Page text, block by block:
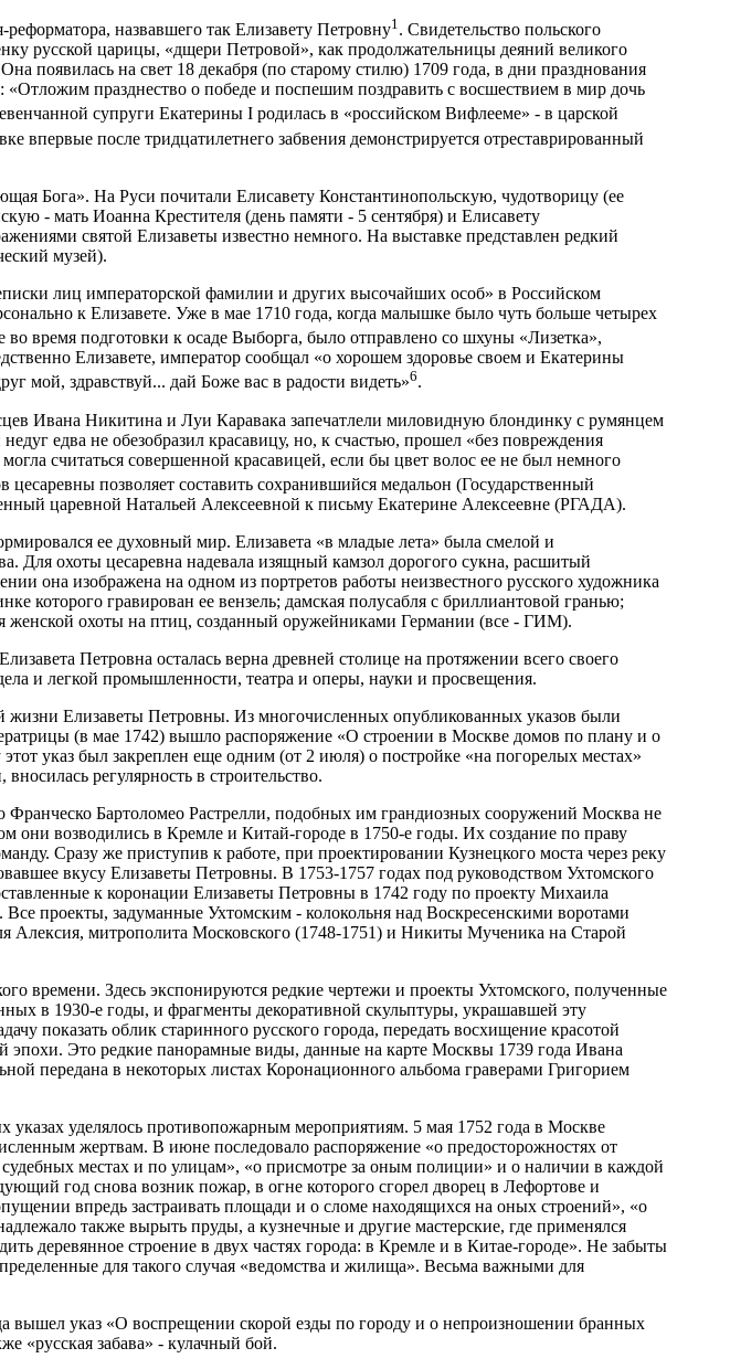
назвавшего так Елизавету Петровну1 . Свидетельство польского
русской царицы, «дщери Петровой», как продолжательницы деяний великого
появилась на свет 18 декабря (по старому стилю) 1709 года, в дни празднования
празднество о победе и поспешим поздравить с восшествием в мир дочь
супруги Екатерины I родилась в «российском Вифлееме» - в царской
впервые после тридцатилетнего забвения демонстрируется отреставрированный
Бога». На Руси почитали Елисавету Константинопольскую, чудотворицу (ее
- мать Иоанна Крестителя (день памяти - 5 сентября) и Елисавету
святой Елизаветы известно немного. На выставке представлен редкий
музей).
лиц императорской фамилии и других высочайших особ» в Российском
к Елизавете. Уже в мае 1710 года, когда малышке было чуть больше четырех
во время подготовки к осаде Выборга, было отправлено со шхуны «Лизетка»,
Елизавете, император сообщал «о хорошем здоровье своем и Екатерины
мой, здравствуй... дай Боже вас в радости видеть»6.
Ивана Никитина и Луи Каравака запечатлели миловидную блондинку с румянцем
едва не обезобразил красавицу, но, к счастью, прошел «без повреждения
считаться совершенной красавицей, если бы цвет волос ее не был немного
цесаревны позволяет составить сохранившийся медальон (Государственный
царевной Натальей Алексеевной к письму Екатерине Алексеевне (РГАДА).
ее духовный мир. Елизавета «в младые лета» была смелой и
Для охоты цесаревна надевала изящный камзол дорогого сукна, расшитый
она изображена на одном из портретов работы неизвестного русского художника
гравирован ее вензель; дамская полусабля с бриллиантовой гранью;
женской охоты на птиц, созданный оружейниками Германии (все - ГИМ).
Петровна осталась верна древней столице на протяжении всего своего
и легкой промышленности, театра и оперы, науки и просвещения.
жизни Елизаветы Петровны. Из многочисленных опубликованных указов были
(в мае 1742) вышло распоряжение «О строении в Москве домов по плану и о
указ был закреплен еще одним (от 2 июля) о постройке «на погорелых местах»
регулярность в строительство.
Бартоломео Растрелли, подобных им грандиозных сооружений Москва не
они возводились в Кремле и Китай-городе в 1750-е годы. Их создание по праву
Сразу же приступив к работе, при проектировании Кузнецкого моста через реку
вкусу Елизаветы Петровны. В 1753-1757 годах под руководством Ухтомского
к коронации Елизаветы Петровны в 1742 году по проекту Михаила
проекты, задуманные Ухтомским - колокольня над Воскресенскими воротами
Алексия, митрополита Московского (1748-1751) и Никиты Мученика на Старой
времени. Здесь экспонируются редкие чертежи и проекты Ухтомского, полученные
в 1930-е годы, и фрагменты декоративной скульптуры, украшавшей эту
показать облик старинного русского города, передать восхищение красотой
эпохи. Это редкие панорамные виды, данные на карте Москвы 1739 года Ивана
передана в некоторых листах Коронационного альбома граверами Григорием
указах уделялось противопожарным мероприятиям. 5 мая 1752 года в Москве
жертвам. В июне последовало распоряжение «о предосторожностях от
местах и по улицам», «о присмотре за оным полиции» и о наличии в каждой
год снова возник пожар, в огне которого сгорел дворец в Лефортове и
впредь застраивать площади и о сломе находящихся на оных строений», «о
также вырыть пруды, а кузнечные и другие мастерские, где применялся
деревянное строение в двух частях города: в Кремле и в Китае-городе». Не забыты
для такого случая «ведомства и жилища». Весьма важными для
вышел указ «О воспрещении скорой езды по городу и о непроизношении бранных
«русская забава» - кулачный бой.